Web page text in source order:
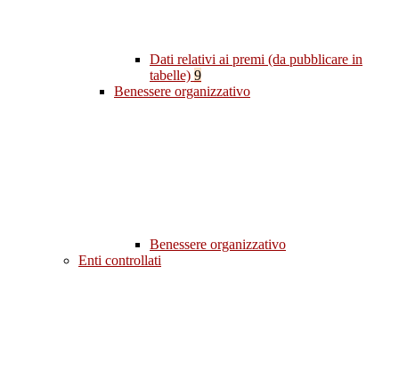
Dati relativi ai premi (da pubblicare in
tabelle) 9
Benessere organizzativo
Benessere organizzativo
Enti controllati